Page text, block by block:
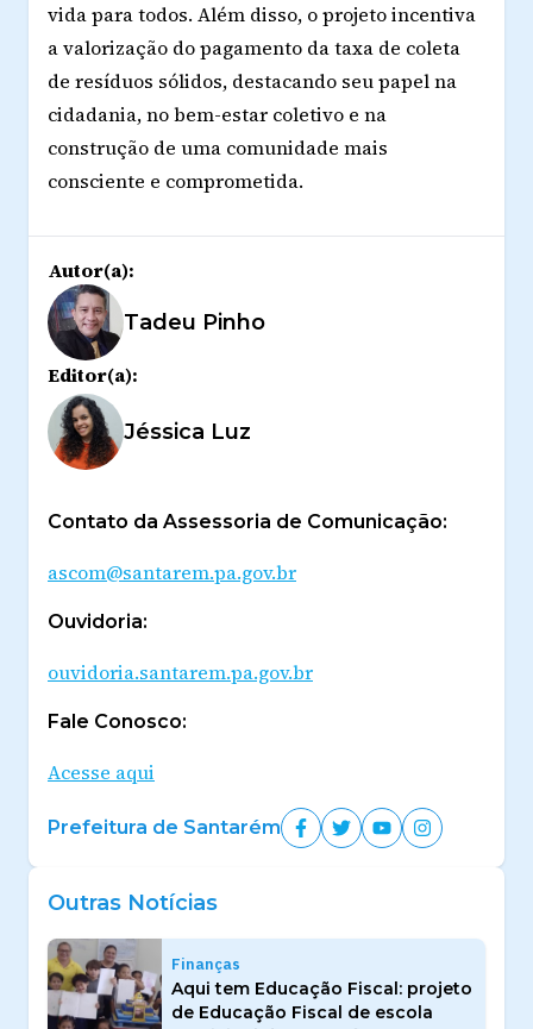
vida para todos. Além disso, o projeto incentiva
a valorização do pagamento da taxa de coleta
de resíduos sólidos, destacando seu papel na
cidadania, no bem-estar coletivo e na
construção de uma comunidade mais
consciente e comprometida.
Autor(a):
Tadeu Pinho
Editor(a):
Jéssica Luz
Contato da Assessoria de Comunicação:
ascom@santarem.pa.gov.br
Ouvidoria:
ouvidoria.santarem.pa.gov.br
Fale Conosco:
Acesse aqui
Prefeitura de Santarém
Outras Notícias
Finanças
Aqui tem Educação Fiscal: projeto
de Educação Fiscal de escola